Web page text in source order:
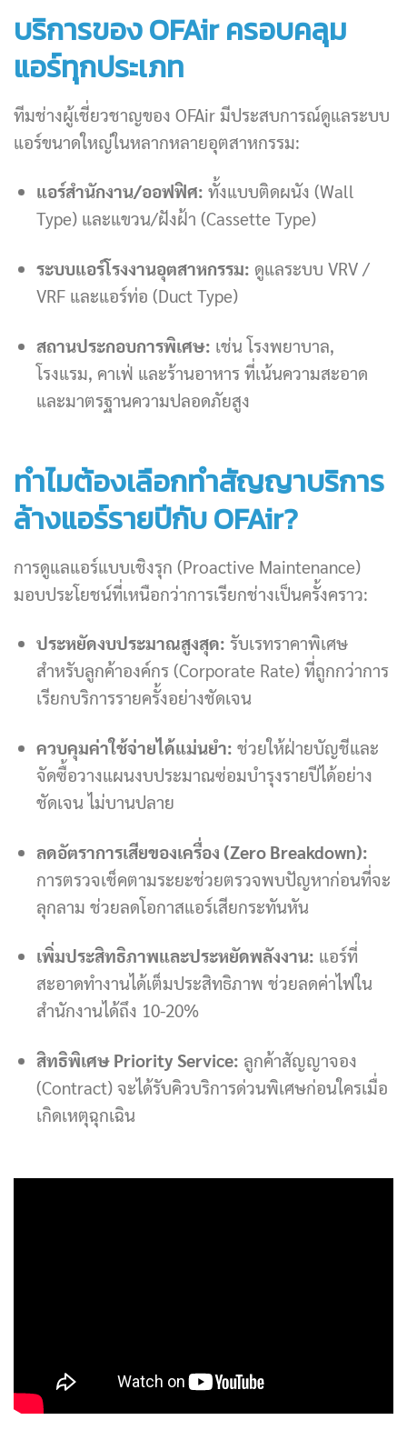
บริการของ OFAir ครอบคลุม
แอร์ทุกประเภท
ทีมช่างผู้เชี่ยวชาญของ OFAir มีประสบการณ์ดูแลระบบ
แอร์ขนาดใหญ่ในหลากหลายอุตสาหกรรม:
แอร์สำนักงาน/ออฟฟิศ: ทั้งแบบติดผนัง (Wall
Type) และแขวน/ฝังฝ้า (Cassette Type)
ระบบแอร์โรงงานอุตสาหกรรม: ดูแลระบบ VRV /
VRF และแอร์ท่อ (Duct Type)
สถานประกอบการพิเศษ: เช่น โรงพยาบาล,
โรงแรม, คาเฟ่ และร้านอาหาร ที่เน้นความสะอาด
และมาตรฐานความปลอดภัยสูง
ทำไมต้องเลือกทำสัญญาบริการ
ล้างแอร์รายปีกับ OFAir?
การดูแลแอร์แบบเชิงรุก (Proactive Maintenance)
มอบประโยชน์ที่เหนือกว่าการเรียกช่างเป็นครั้งคราว:
ประหยัดงบประมาณสูงสุด: รับเรทราคาพิเศษ
สำหรับลูกค้าองค์กร (Corporate Rate) ที่ถูกกว่าการ
เรียกบริการรายครั้งอย่างชัดเจน
ควบคุมค่าใช้จ่ายได้แม่นยำ: ช่วยให้ฝ่ายบัญชีและ
จัดซื้อวางแผนงบประมาณซ่อมบำรุงรายปีได้อย่าง
ชัดเจน ไม่บานปลาย
ลดอัตราการเสียของเครื่อง (Zero Breakdown):
การตรวจเช็คตามระยะช่วยตรวจพบปัญหาก่อนที่จะ
ลุกลาม ช่วยลดโอกาสแอร์เสียกระทันหัน
เพิ่มประสิทธิภาพและประหยัดพลังงาน: แอร์ที่
สะอาดทำงานได้เต็มประสิทธิภาพ ช่วยลดค่าไฟใน
สำนักงานได้ถึง 10-20%
สิทธิพิเศษ Priority Service: ลูกค้าสัญญาจอง
(Contract) จะได้รับคิวบริการด่วนพิเศษก่อนใครเมื่อ
เกิดเหตุฉุกเฉิน